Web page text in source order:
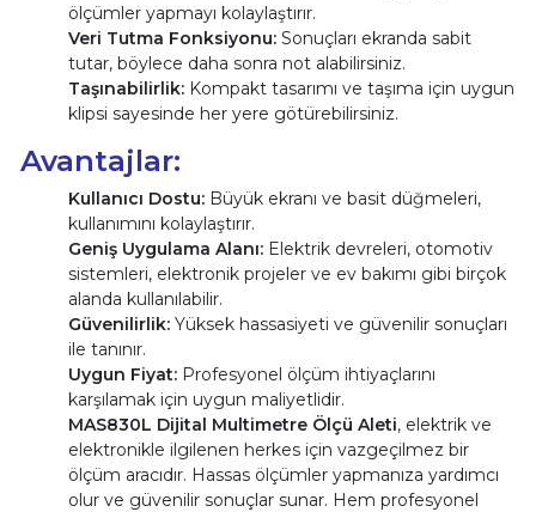
ölçümler yapmayı kolaylaştırır.
Veri Tutma Fonksiyonu:Sonuçları ekranda sabit
tutar, böylece daha sonra not alabilirsiniz.
Taşınabilirlik:Kompakt tasarımı ve taşıma için uygun
klipsi sayesinde her yere götürebilirsiniz.
Avantajlar:
Kullanıcı Dostu:Büyük ekranı ve basit düğmeleri,
kullanımını kolaylaştırır.
Geniş Uygulama Alanı:Elektrik devreleri, otomotiv
sistemleri, elektronik projeler ve ev bakımı gibi birçok
alanda kullanılabilir.
Güvenilirlik:Yüksek hassasiyeti ve güvenilir sonuçları
ile tanınır.
Uygun Fiyat:Profesyonel ölçüm ihtiyaçlarını
karşılamak için uygun maliyetlidir.
MAS830L Dijital Multimetre Ölçü Aleti, elektrik ve
elektronikle ilgilenen herkes için vazgeçilmez bir
ölçüm aracıdır. Hassas ölçümler yapmanıza yardımcı
olur ve güvenilir sonuçlar sunar. Hem profesyonel